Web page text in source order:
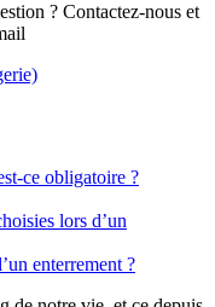
? Contactez-nous et
ce obligatoire ?
lors d’un
enterrement ?